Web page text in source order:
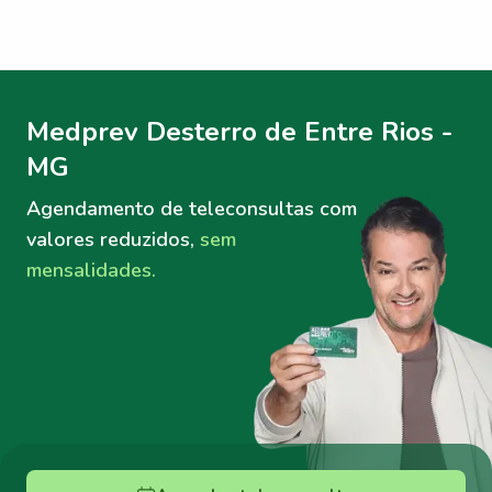
Medprev Desterro de Entre Rios -
MG
Agendamento de teleconsultas com
valores reduzidos, sem
mensalidades.